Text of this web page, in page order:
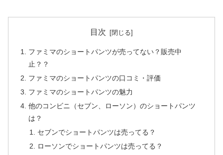
目次
ファミマのショートパンツが売ってない？販売中
止？？
ファミマのショートパンツの口コミ・評価
ファミマのショートパンツの魅力
他のコンビニ（セブン、ローソン）のショートパンツ
は？
セブンでショートパンツは売ってる？
ローソンでショートパンツは売ってる？